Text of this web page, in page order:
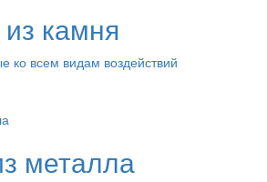
камня
ко всем видам воздействий
металла